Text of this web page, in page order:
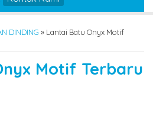
DINDING » Lantai Batu Onyx Motif
Motif Terbaru